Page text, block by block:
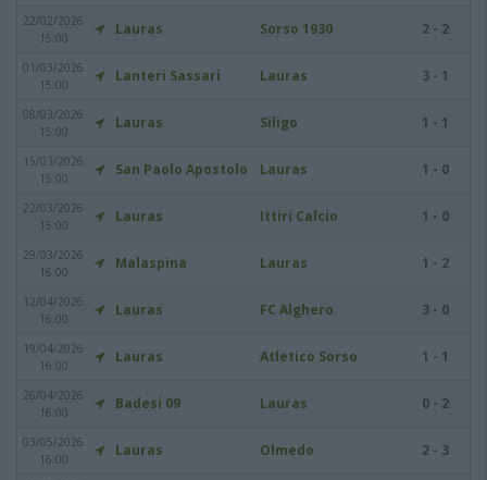
22/02/2026
15:00
Lauras Sorso 1930 2 - 2
01/03/2026
15:00
Lanteri Sassari Lauras 3 - 1
08/03/2026
15:00
Lauras Siligo 1 - 1
15/03/2026
15:00
San Paolo Apostolo Lauras 1 - 0
22/03/2026
15:00
Lauras Ittiri Calcio 1 - 0
29/03/2026
16:00
Malaspina Lauras 1 - 2
12/04/2026
16:00
Lauras FC Alghero 3 - 0
19/04/2026
16:00
Lauras Atletico Sorso 1 - 1
26/04/2026
16:00
Badesi 09 Lauras 0 - 2
03/05/2026
16:00
Lauras Olmedo 2 - 3